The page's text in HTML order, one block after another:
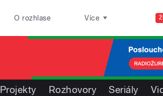
O rozhlase Více
Projekty Rozhovory Seriály